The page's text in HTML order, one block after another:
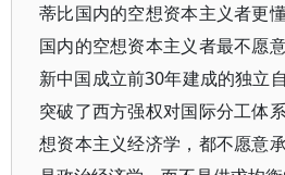
蒂比国内的空想资本主义者更
国内的空想资本主义者最不愿
新中国成立前30年建成的独立
突破了西方强权对国际分工体
想资本主义经济学，都不愿意